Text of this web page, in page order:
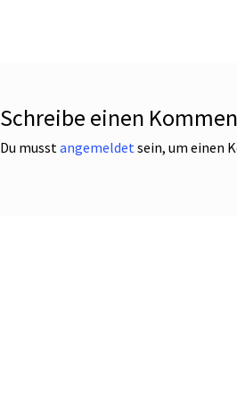
Schreibe einen
Du musst angemeldet sein, um einen